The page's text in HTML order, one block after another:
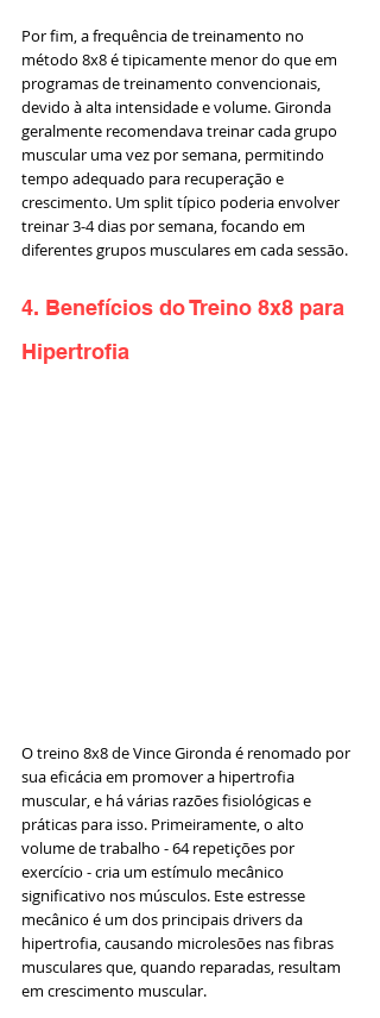
Por fim, a frequência de treinamento no
método 8x8 é tipicamente menor do que em
programas de treinamento convencionais,
devido à alta intensidade e volume. Gironda
geralmente recomendava treinar cada grupo
muscular uma vez por semana, permitindo
tempo adequado para recuperação e
crescimento. Um split típico poderia envolver
treinar 3-4 dias por semana, focando em
diferentes grupos musculares em cada sessão.
4. Benefícios do Treino 8x8 para
Hipertrofia
O treino 8x8 de Vince Gironda é renomado por
sua eficácia em promover a hipertrofia
muscular, e há várias razões fisiológicas e
práticas para isso. Primeiramente, o alto
volume de trabalho - 64 repetições por
exercício - cria um estímulo mecânico
significativo nos músculos. Este estresse
mecânico é um dos principais drivers da
hipertrofia, causando microlesões nas fibras
musculares que, quando reparadas, resultam
em crescimento muscular.